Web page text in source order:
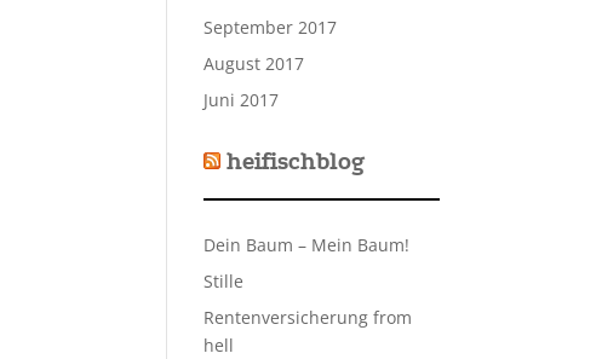
September 2017
August 2017
Juni 2017
heifischblog
Dein Baum – Mein Baum!
Stille
Rentenversicherung from
hell